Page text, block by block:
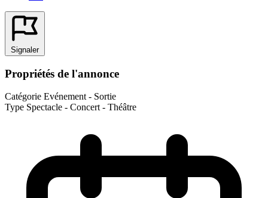
Signaler
Propriétés de l'annonce
Catégorie Evénement - Sortie
Type Spectacle - Concert - Théâtre